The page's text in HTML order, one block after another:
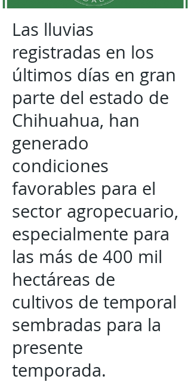
Las lluvias
registradas en los
últimos días en gran
parte del estado de
Chihuahua, han
generado
condiciones
favorables para el
sector agropecuario,
especialmente para
las más de 400 mil
hectáreas de
cultivos de temporal
sembradas para la
presente
temporada.